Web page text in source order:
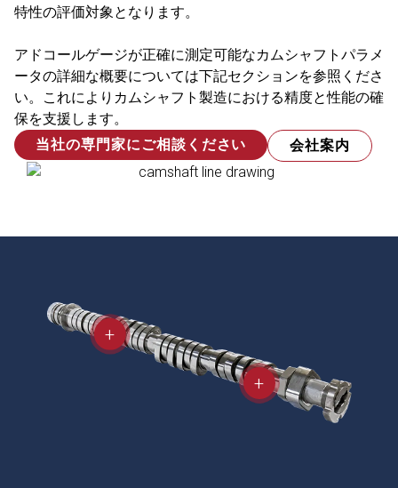
特性の評価対象となります。
アドコールゲージが正確に測定可能なカムシャフトパラメ
ータの詳細な概要については下記セクションを参照くださ
い。これによりカムシャフト製造における精度と性能の確
保を支援します。
当社の専門家にご相談ください
会社案内